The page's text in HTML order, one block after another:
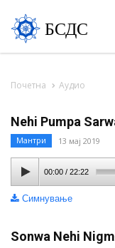
БСДС
Почетна Аудио
Nehi Pumpa
Мантри 13 мај 2019
00:00/ 22:22
Симнување
Sonwa Nehi